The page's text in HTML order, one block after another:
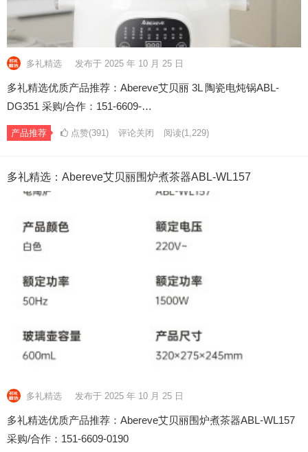
多礼精选 发布于 2025 年 10 月 25 日
多礼精选优质产品推荐：Abereve艾贝丽 3L 陶瓷电炖锅ABL-
DG351 采购/合作：151-6609-…
产品推荐 点赞(391) 评论关闭 阅读(1,229)
多礼精选：Abereve艾贝丽围炉煮茶器ABL-WL157
多礼精选 发布于 2025 年 10 月 25 日
多礼精选优质产品推荐：Abereve艾贝丽围炉煮茶器ABL-WL157
采购/合作：151-6609-0190